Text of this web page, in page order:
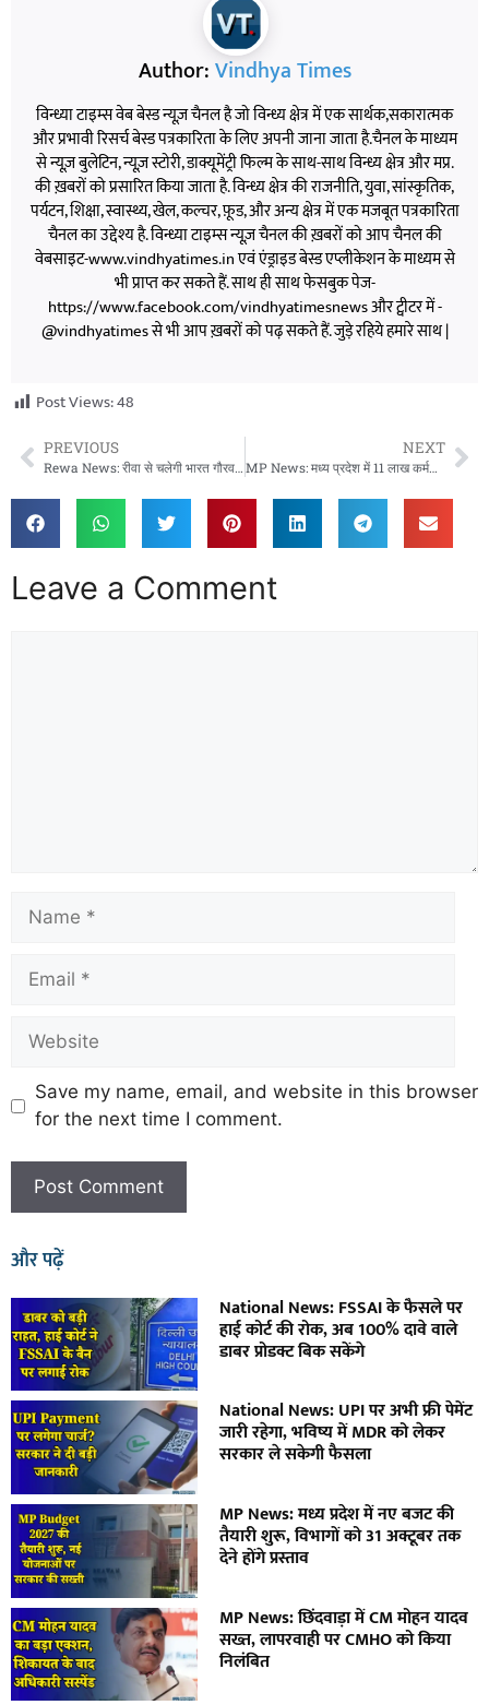
Author:Vindhya Times
विन्ध्या टाइम्स वेब बेस्ड न्यूज़ चैनल है जो विन्ध्य क्षेत्र में एक सार्थक,सकारात्मक
और प्रभावी रिसर्च बेस्ड पत्रकारिता के लिए अपनी जाना जाता है.चैनल के माध्यम
से न्यूज़ बुलेटिन, न्यूज़ स्टोरी, डाक्यूमेंट्री फिल्म के साथ-साथ विन्ध्य क्षेत्र और मप्र.
की ख़बरों को प्रसारित किया जाता है. विन्ध्य क्षेत्र की राजनीति, युवा, सांस्कृतिक,
पर्यटन, शिक्षा, स्वास्थ्य, खेल, कल्चर, फ़ूड, और अन्य क्षेत्र में एक मजबूत पत्रकारिता
चैनल का उद्देश्य है. विन्ध्या टाइम्स न्यूज़ चैनल की ख़बरों को आप चैनल की
वेबसाइट-www.vindhyatimes.in एवं एंड्राइड बेस्ड एप्लीकेशन के माध्यम से
भी प्राप्त कर सकते हैं. साथ ही साथ फेसबुक पेज-
https://www.facebook.com/vindhyatimesnews और ट्वीटर में -
@vindhyatimes से भी आप ख़बरों को पढ़ सकते हैं. जुड़े रहिये हमारे साथ |
Post Views:48
PREVIOUS
Rewa News: रीवा से चलेगी भारत गौरव पर्यटक ट्रेन, श्रद्धालुओं को कराएगी द्वारका, सोमनाथ और ज्योतिर्लिंगों के दर्शन
NEXT
MP News: मध्य प्रदेश में 11 लाख कर्मचारियों-पेंशनर्स को मिलेगा 20 लाख तक कैशलेस इलाज, नई स्वास्थ्य बीमा योजना की तैयारी तेज
Leave a Comment
Save my name, email, and website in this browser
for the next time I comment.
और पढ़ें
National News: FSSAI के फैसले पर
हाई कोर्ट की रोक, अब 100% दावे वाले
डाबर प्रोडक्ट बिक सकेंगे
National News: UPI पर अभी फ्री पेमेंट
जारी रहेगा, भविष्य में MDR को लेकर
सरकार ले सकेगी फैसला
MP News: मध्य प्रदेश में नए बजट की
तैयारी शुरू, विभागों को 31 अक्टूबर तक
देने होंगे प्रस्ताव
MP News: छिंदवाड़ा में CM मोहन यादव
सख्त, लापरवाही पर CMHO को किया
निलंबित